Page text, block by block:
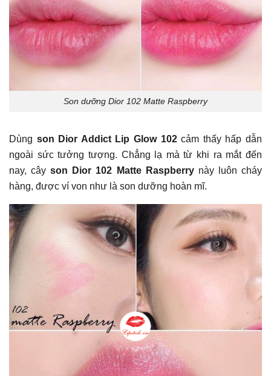
Son dưỡng Dior 102 Matte Raspberry
Dùng son Dior Addict Lip Glow 102cảm thấy hấp dẫn
ngoài sức tưởng tượng. Chẳng lạ mà từ khi ra mắt đến
nay, câyson Dior 102 Matte Raspberry này luôn cháy
hàng, được ví von như là son dưỡng hoàn mĩ.